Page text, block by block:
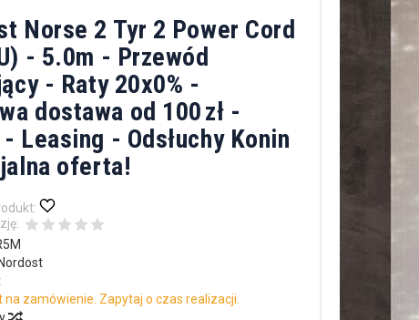
Norse 2 Tyr 2 Power Cord
- 5.0m - Przewód
- Raty 20x0% -
dostawa od 100 zł -
- Leasing - Odsłuchy Konin
oferta!
Nordost
na zamówienie. Zapytaj o czas realizacji.